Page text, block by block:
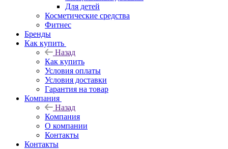
Для детей
Косметические средства
Фитнес
Бренды
Как купить
Назад
Как купить
Условия оплаты
Условия доставки
Гарантия на товар
Компания
Назад
Компания
О компании
Контакты
Контакты